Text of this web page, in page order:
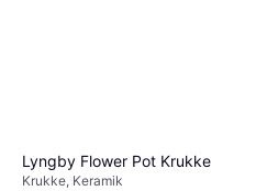
Lyngby Flower Pot Krukke
Krukke, Keramik